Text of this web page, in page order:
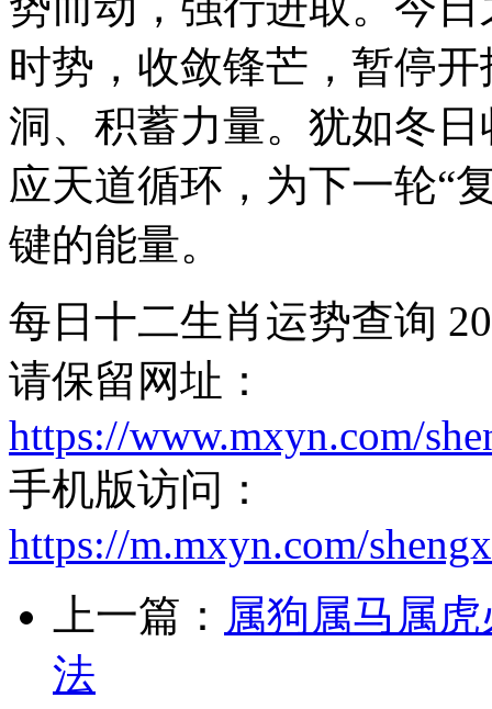
时势，收敛锋芒，暂停
洞、积蓄力量。犹如冬
应天道循环，为下一轮“
键的能量。
每日十二生肖运势查询
请保留网址：
https://www.mxyn.com/
手机版访问：
https://m.mxyn.com/
上一篇： 属狗属马属
法